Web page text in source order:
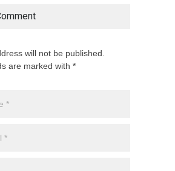
will not be published.
are marked with *